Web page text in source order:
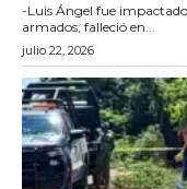
-Luis Ángel fue
armados; falleció en...
julio 22, 2026